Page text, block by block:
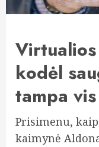
kodėl
tampa
Prisimenu,
kaimynė